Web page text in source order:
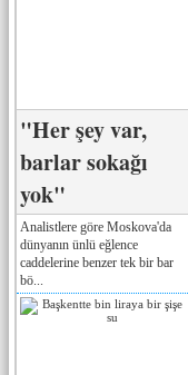
"Her şey var,
barlar sokağı
yok"
Analistlere göre Moskova'da
dünyanın ünlü eğlence
caddelerine benzer tek bir bar
bö...